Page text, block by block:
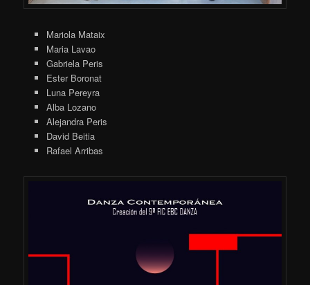
Mariola Mataix
Maria Lavao
Gabriela Peris
Ester Boronat
Luna Pereyra
Alba Lozano
Alejandra Peris
David Beitia
Rafael Arribas